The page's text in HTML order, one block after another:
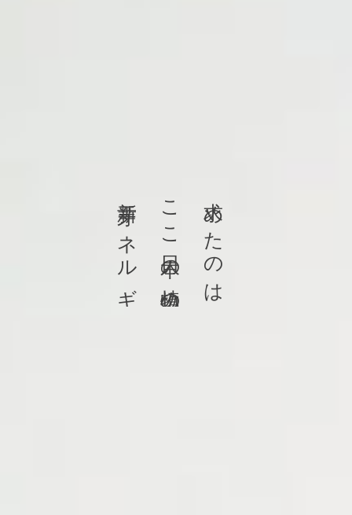
求めたのは
ここ日本の植物の
新芽エネルギー